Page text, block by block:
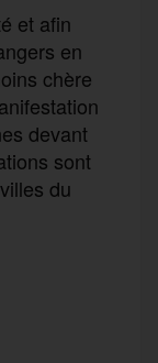
et afin
en
chère
devant
sont
du